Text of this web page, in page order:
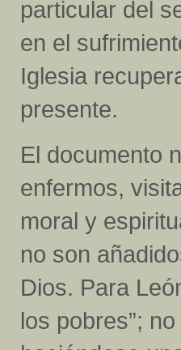
particular del
en el
Iglesia
presente.
El documento
enfermos,
moral y
no son
Dios. Para
los pobres”;